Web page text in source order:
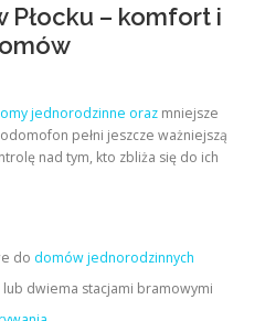
– komfort i
jednorodzinne oraz mniejsze
pełni jeszcze ważniejszą
nad tym, kto zbliża się do ich
do domów jednorodzinnych
dwiema stacjami bramowymi